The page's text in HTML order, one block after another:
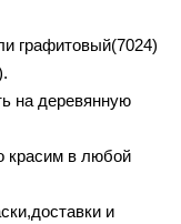
графитовый(7024)
на деревянную
красим в любой
и